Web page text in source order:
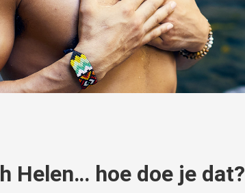
Helen… hoe doe je dat?